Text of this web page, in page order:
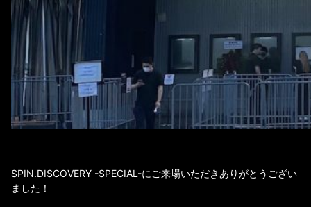
SPIN.DISCOVERY -SPECIAL-にご来場いただきありがとうござい
ました！